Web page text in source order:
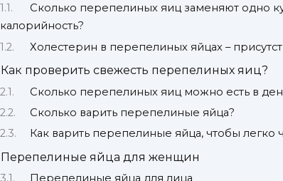
Сколько перепелиных яиц заменяют одно
калорийность?
Холестерин в перепелиных яйцах –
Как проверить свежесть перепелиных яиц?
Сколько перепелиных яиц можно есть в
Сколько варить перепелиные яйца?
Как варить перепелиные яйца, чтобы легко
Перепелиные яйца для женщин
Перепелиные яйца для лица